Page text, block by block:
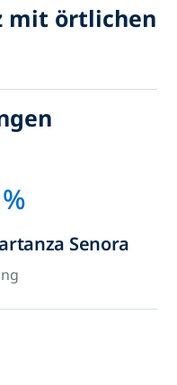
mit örtlichen
Senora